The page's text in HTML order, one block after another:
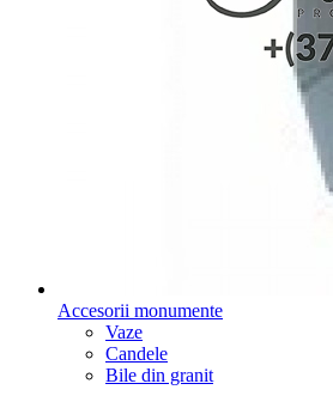
Accesorii monumente
Vaze
Candele
Bile din granit